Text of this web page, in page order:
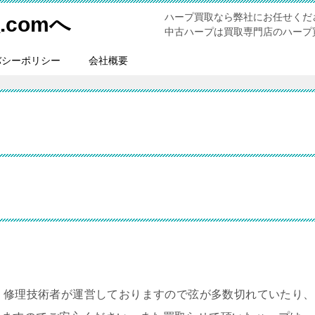
へ
ハープ買取なら弊社にお任せく
中古ハープは買取専門店のハー
ーポリシー 会社概要
技術者が運営しておりますので弦が多数切れていたり、